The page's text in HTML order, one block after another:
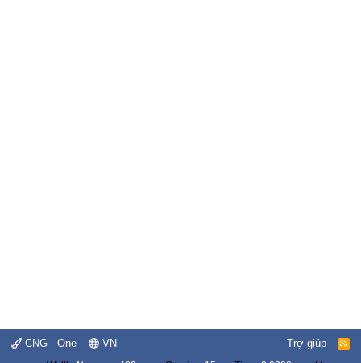
CNG - One VN Trợ giúp
R